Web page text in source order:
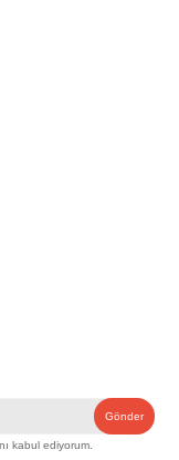
Gönder
kabul ediyorum.